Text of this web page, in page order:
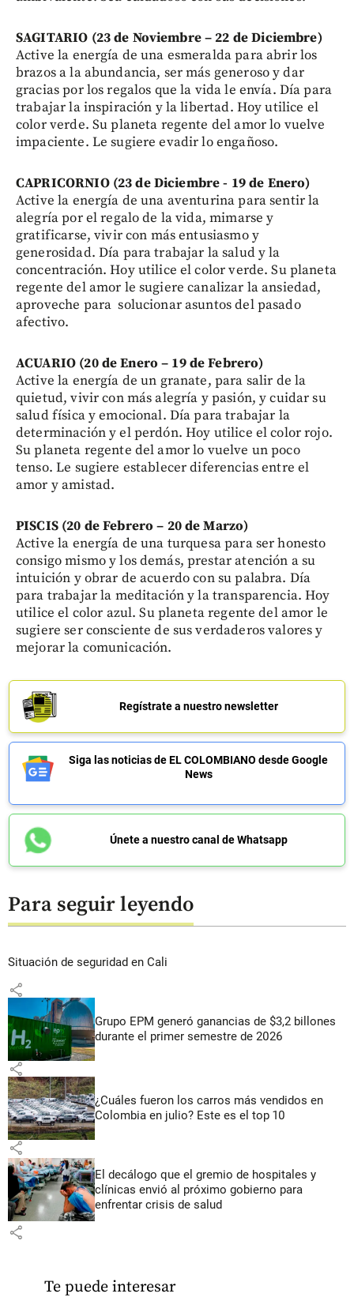
SAGITARIO (23 de Noviembre – 22 de Diciembre)
Active la energía de una esmeralda para abrir los
brazos a la abundancia, ser más generoso y dar
gracias por los regalos que la vida le envía. Día para
trabajar la inspiración y la libertad. Hoy utilice el
color verde. Su planeta regente del amor lo vuelve
impaciente. Le sugiere evadir lo engañoso.
CAPRICORNIO (23 de Diciembre - 19 de Enero)
Active la energía de una aventurina para sentir la
alegría por el regalo de la vida, mimarse y
gratificarse, vivir con más entusiasmo y
generosidad. Día para trabajar la salud y la
concentración. Hoy utilice el color verde. Su planeta
regente del amor le sugiere canalizar la ansiedad,
aproveche para solucionar asuntos del pasado
afectivo.
ACUARIO (20 de Enero – 19 de Febrero)
Active la energía de un granate, para salir de la
quietud, vivir con más alegría y pasión, y cuidar su
salud física y emocional. Día para trabajar la
determinación y el perdón. Hoy utilice el color rojo.
Su planeta regente del amor lo vuelve un poco
tenso. Le sugiere establecer diferencias entre el
amor y amistad.
PISCIS (20 de Febrero – 20 de Marzo)
Active la energía de una turquesa para ser honesto
consigo mismo y los demás, prestar atención a su
intuición y obrar de acuerdo con su palabra. Día
para trabajar la meditación y la transparencia. Hoy
utilice el color azul. Su planeta regente del amor le
sugiere ser consciente de sus verdaderos valores y
mejorar la comunicación.
Regístrate a nuestro newsletter
Siga las noticias de EL COLOMBIANO desde Google
News
Únete a nuestro canal de Whatsapp
Para seguir leyendo
Situación de seguridad en Cali
share
Grupo EPM generó ganancias de $3,2 billones
durante el primer semestre de 2026
share
¿Cuáles fueron los carros más vendidos en
Colombia en julio? Este es el top 10
share
El decálogo que el gremio de hospitales y
clínicas envió al próximo gobierno para
enfrentar crisis de salud
share
Te puede interesar